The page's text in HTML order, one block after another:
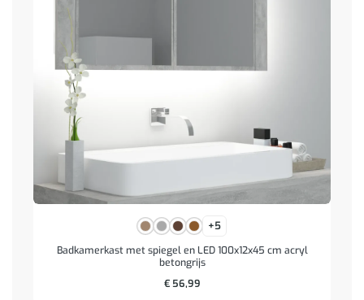
+5
Badkamerkast met spiegel en LED 100x12x45 cm acryl
betongrijs
€56,99